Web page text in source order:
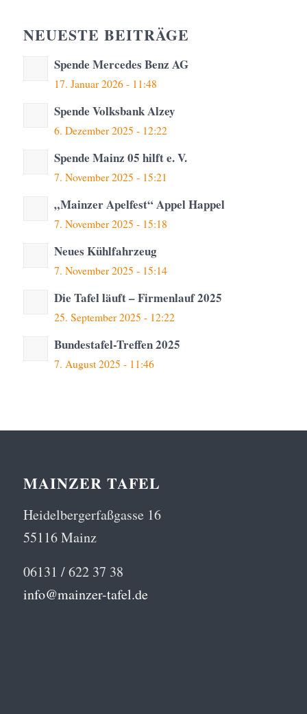
NEUESTE BEITRÄGE
Spende Mercedes Benz AG
17. Januar 2026 - 11:48
Spende Volksbank Alzey
6. Dezember 2025 - 12:22
Spende Mainz 05 hilft e. V.
7. November 2025 - 15:21
„Mainzer Apelfest“ Appel Happel
7. November 2025 - 15:18
Neues Kühlfahrzeug
7. November 2025 - 15:14
Die Tafel läuft – Firmenlauf 2025
25. September 2025 - 12:22
Bundestafel-Treffen 2025
7. August 2025 - 11:46
MAINZER TAFEL
Heidelbergerfaßgasse 16
55116 Mainz
06131 / 622 37 38
info@mainzer-tafel.de